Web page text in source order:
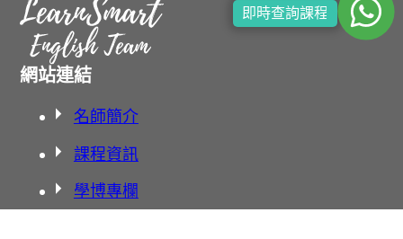
即時查詢課程
網站連結
名師簡介
課程資訊
學博專欄